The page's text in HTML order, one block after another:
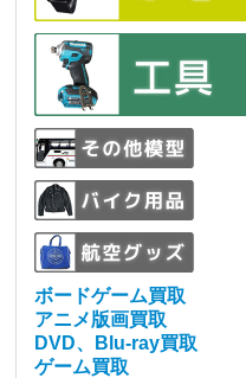
ボードゲーム買取
アニメ版画買取
DVD、Blu-ray買取
ゲーム買取